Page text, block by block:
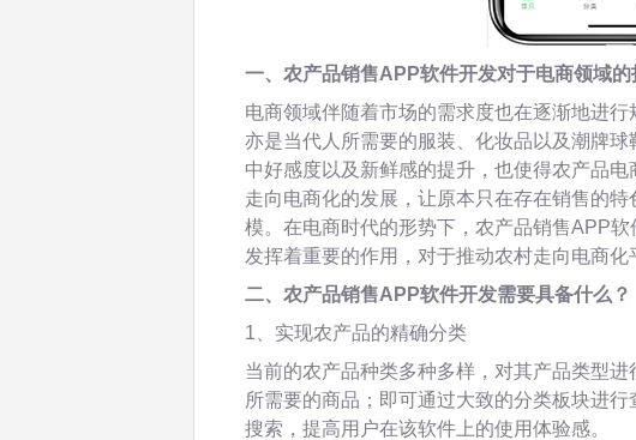
一、农产品销售APP软件开发对于电商领域的
电商领域伴随着市场的需求度也在逐渐地进
亦是当代人所需要的服装、化妆品以及潮牌
中好感度以及新鲜感的提升，也使得农产品
走向电商化的发展，让原本只在存在销售的
模。在电商时代的形势下，农产品销售APP
发挥着重要的作用，对于推动农村走向电商化
二、农产品销售APP软件开发需要具备什么？
1、实现农产品的精确分类
当前的农产品种类多种多样，对其产品类型
所需要的商品；即可通过大致的分类板块进
搜索，提高用户在该软件上的使用体验感。